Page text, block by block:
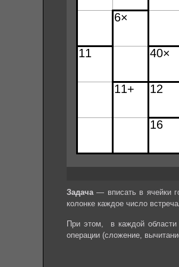
Задача — вписать в ячейки
колонке каждое число
При этом, в каждой области
операции (сложение,